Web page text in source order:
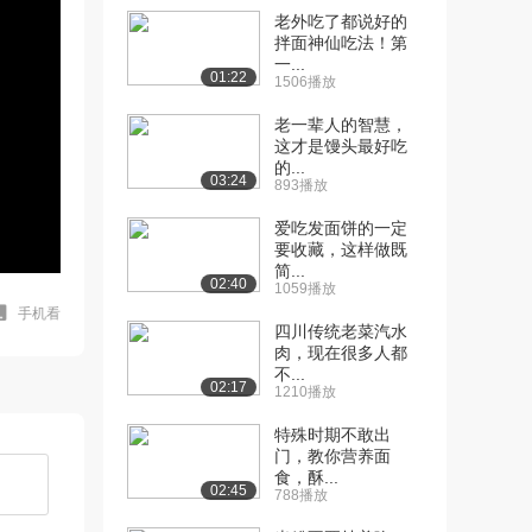
手机看
01:22
老外吃了都说好的
拌面神仙吃法！第
一...
1506播放
03:24
老一辈人的智慧，
这才是馒头最好吃
的...
893播放
02:40
爱吃发面饼的一定
要收藏，这样做既
简...
1059播放
02:17
四川传统老菜汽水
肉，现在很多人都
不...
1210播放
02:45
特殊时期不敢出
门，教你营养面
食，酥...
788播放